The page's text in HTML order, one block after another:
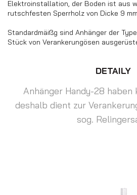
Elektroinstallation, der Boden ist aus
rutschfesten Sperrholz von Dicke 9
Standardmäißg sind Anhänger der
Stück von Verankerungösen
DETAILY
Anhänger Handy-28 haben
deshalb dient zur
sog.